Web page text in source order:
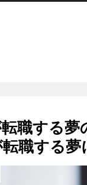
職する夢
職する夢